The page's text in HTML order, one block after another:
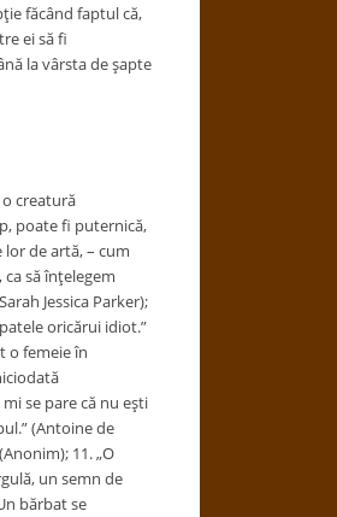
făcând faptul că,
ei să fi
la vârsta de şapte
creatură
poate fi puternică,
de artă, – cum
să înţelegem
Jessica Parker);
oricărui idiot.”
o femeie în
se pare că nu eşti
(Antoine de
11. „O
un semn de
bărbat se